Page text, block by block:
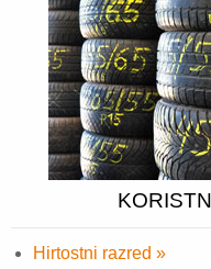
Hirtostni razred »